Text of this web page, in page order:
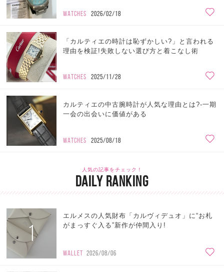
WATCHES 2026/02/18
「カルティエの時計は恥ずかしい?」と言われる
理由を検証!失敗しない選び方と着こなし術
WATCHES 2025/11/28
カルティエの中古腕時計が人気な理由とは?-一期
一会の出会いに価値がある
WATCHES 2025/08/18
人気の記事をチェック！
DAILY RANKING
1
エルメスの人気財布「カルヴィデュオ」に“お札
がまっすぐ入る”新作が仲間入り!
WALLET 2026/08/06